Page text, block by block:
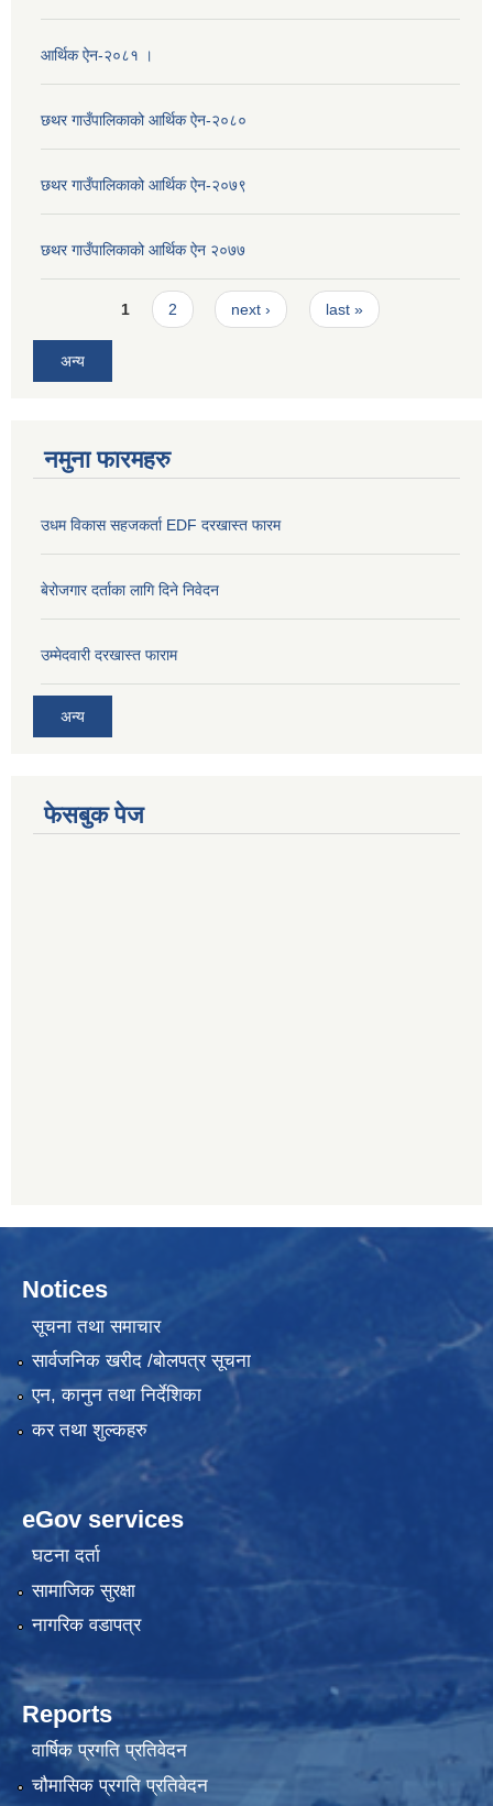
आर्थिक ऐन-२०८१ ।
छथर गाउँपालिकाको आर्थिक ऐन-२०८०
छथर गाउँपालिकाको आर्थिक ऐन-२०७९
छथर गाउँपालिकाको आर्थिक ऐन २०७७
Pages1 2 next › last »
अन्य
नमुना फारमहरु
उधम विकास सहजकर्ता EDF दरखास्त फारम
बेरोजगार दर्ताका लागि दिने निवेदन
उम्मेदवारी दरखास्त फाराम
अन्य
फेसबुक पेज
Notices
सूचना तथा समाचार
सार्वजनिक खरीद /बोलपत्र सूचना
एन, कानुन तथा निर्देशिका
कर तथा शुल्कहरु
eGov services
घटना दर्ता
सामाजिक सुरक्षा
नागरिक वडापत्र
Reports
वार्षिक प्रगति प्रतिवेदन
चौमासिक प्रगति प्रतिवेदन